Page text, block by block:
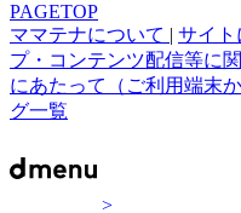
PAGETOP
ママテナについて | サイト
プ・コンテンツ配信等に
にあたって（ご利用端末
グ一覧
>